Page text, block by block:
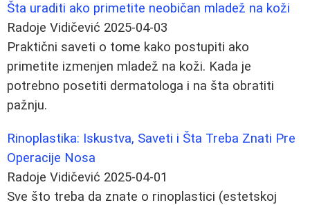
Šta uraditi ako primetite neobičan mladež na koži
Radoje Vidičević 2025-04-03
Praktični saveti o tome kako postupiti ako
primetite izmenjen mladež na koži. Kada je
potrebno posetiti dermatologa i na šta obratiti
pažnju.
Rinoplastika: Iskustva, Saveti i Šta Treba Znati Pre
Operacije Nosa
Radoje Vidičević 2025-04-01
Sve što treba da znate o rinoplastici (estetskoj